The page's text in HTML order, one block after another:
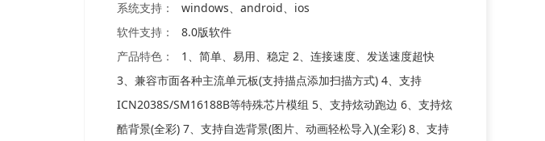
系统支持：
windows、android、ios
软件支持：
8.0版软件
产品特色：
1、简单、易用、稳定 2、连接速度、发送速度超快
3、兼容市面各种主流单元板(支持描点添加扫描方式) 4、支持
ICN2038S/SM16188B等特殊芯片模组 5、支持炫动跑边 6、支持炫
酷背景(全彩) 7、支持自选背景(图片、动画轻松导入)(全彩) 8、支持